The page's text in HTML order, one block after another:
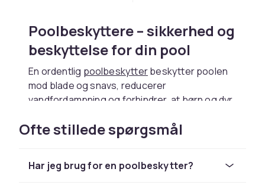
Poolbeskyttere – sikkerhed og
beskyttelse for din pool
En ordentlig poolbeskytterbeskytter poolen
mod blade og snavs, reducerer
vandfordampning og forhindrer, at børn og dyr
vigtig sikkerhedsforanstaltning for alle
poolejere. CDON tilbyder beskyttere i
Ofte stillede spørgsmål
Har jeg brug for en poolbeskytter?